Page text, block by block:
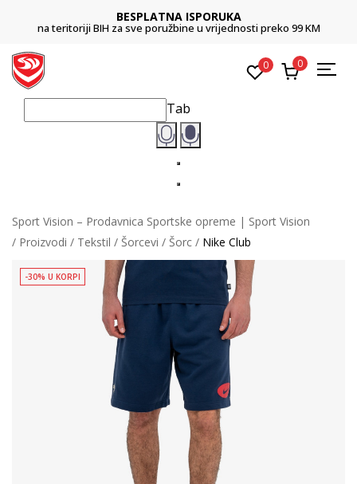
BESPLATNA ISPORUKA
na teritoriji BIH za sve poružbine u vrijednosti preko 99 KM
0 0
Tab
Sport Vision – Prodavnica Sportske opreme | Sport Vision
Proizvodi
Tekstil Šorcevi Šorc Nike Club
-30% U KORPI